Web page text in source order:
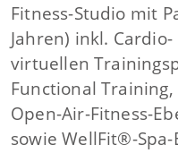
Fitness-Studio mit
Jahren) inkl.
virtuellen
Functional
Open-Air-Fitness-
sowie WellFit®-